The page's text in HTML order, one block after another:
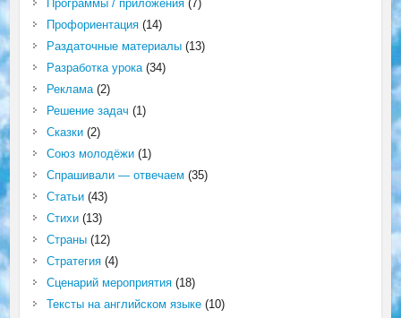
Программы / приложения(7)
Профориентация(14)
Раздаточные материалы(13)
Разработка урока(34)
Реклама(2)
Решение задач (1)
Сказки(2)
Союз молодёжи(1)
Спрашивали — отвечаем (35)
Статьи(43)
Стихи(13)
Страны(12)
Стратегия(4)
Сценарий мероприятия(18)
Тексты на английском языке(10)